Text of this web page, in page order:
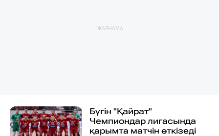
ЖАРНАМА
Бүгін "Қайрат"
Чемпиондар лигасында
қарымта матчін өткізеді